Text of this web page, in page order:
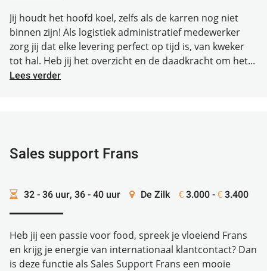
Jij houdt het hoofd koel, zelfs als de karren nog niet
binnen zijn! Als logistiek administratief medewerker
zorg jij dat elke levering perfect op tijd is, van kweker
tot hal. Heb jij het overzicht en de daadkracht om het...
Lees verder
Sales support Frans
32 - 36 uur, 36 - 40 uur De Zilk € 3.000 - € 3.400
Heb jij een passie voor food, spreek je vloeiend Frans
en krijg je energie van internationaal klantcontact? Dan
is deze functie als Sales Support Frans een mooie